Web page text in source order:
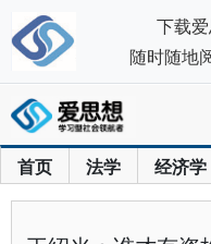
首页 法学 经济学
下载
随时随地